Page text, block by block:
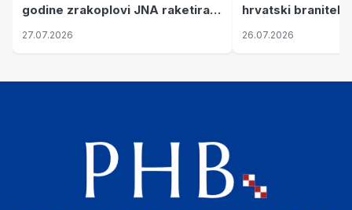
godine zrakoplovi JNA raketirali
su vojarnu i obučni centar "Nikola
27.07.2026
hrvatski branitelji
pronalaze mir
26.07.2026